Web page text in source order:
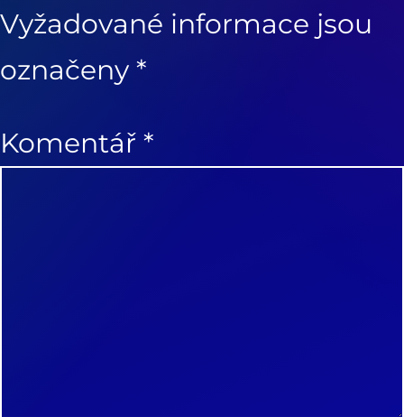
Vyžadované informace jsou
označeny *
Komentář *